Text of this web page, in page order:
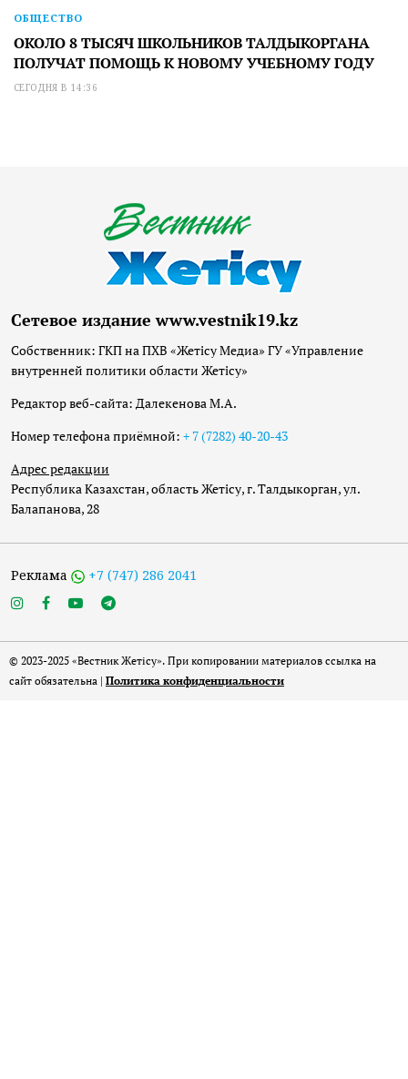
ОБЩЕСТВО
ОКОЛО 8 ТЫСЯЧ ШКОЛЬНИКОВ ТАЛДЫКОРГАНА
ПОЛУЧАТ ПОМОЩЬ К НОВОМУ УЧЕБНОМУ ГОДУ
СЕГОДНЯ В 14:36
Сетевое издание www.vestnik19.kz
Собственник: ГКП на ПХВ «Жетісу Медиа» ГУ «Управление
внутренней политики области Жетісу»
Редактор веб-сайта: Далекенова М.А.
Номер телефона приёмной: + 7 (7282) 40-20-43
Адрес редакции
Республика Казахстан, область Жетісу, г. Талдыкорган, ул.
Балапанова, 28
Реклама +7 (747) 286 2041
© 2023-2025 «Вестник Жетісу». При копировании материалов ссылка на
сайт обязательна | Политика конфиденциальности